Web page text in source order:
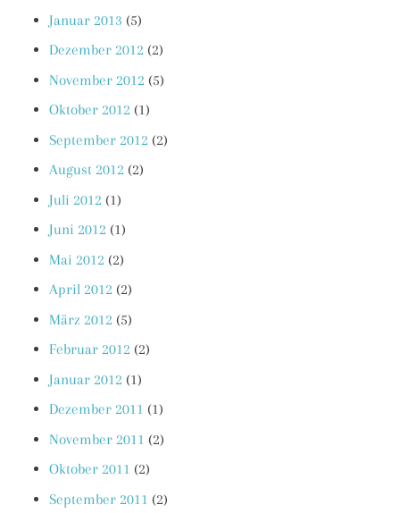
Januar 2013 (5)
Dezember 2012 (2)
November 2012 (5)
Oktober 2012 (1)
September 2012 (2)
August 2012 (2)
Juli 2012 (1)
Juni 2012 (1)
Mai 2012 (2)
April 2012 (2)
März 2012 (5)
Februar 2012 (2)
Januar 2012 (1)
Dezember 2011 (1)
November 2011 (2)
Oktober 2011 (2)
September 2011 (2)